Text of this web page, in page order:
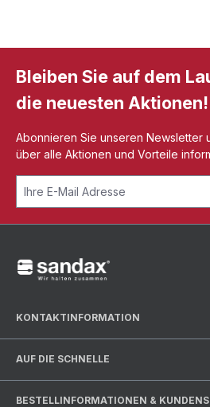
Bleiben Sie auf dem
die neuesten Aktionen!
Abonnieren Sie unseren Newsletter
über alle Aktionen und Vorteile
KONTAKTINFORMATION
AUF DIE SCHNELLE
BESTELLINFORMATIONEN &